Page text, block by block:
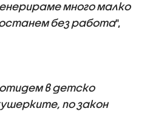
много малко
без работа",
в детско
по закон